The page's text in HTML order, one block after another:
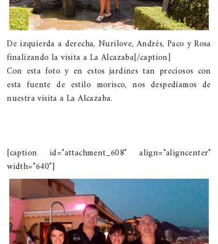
De izquierda a derecha, Nurilove, Andrés, Paco y Rosa
finalizando la visita a La Alcazaba[/caption]
Con esta foto y en estos jardines tan preciosos con
esta fuente de estilo morisco, nos despedíamos de
nuestra visita a La Alcazaba.
[caption id="attachment_608" align="aligncenter"
width="640"]